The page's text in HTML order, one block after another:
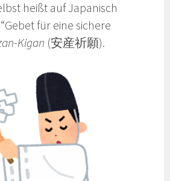
heißt auf Japanisch
für eine sichere
Kigan (安産祈願).